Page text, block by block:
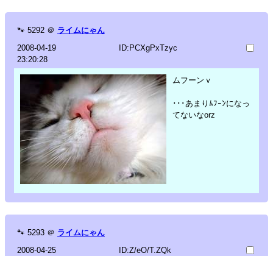
🐾 5292 ＠ ライムにゃん
2008-04-19
23:20:28
ID:PCXgPxTzyc
ムフーンｖ
･･･あまりﾑﾌｰﾝになっ
てないなorz
🐾 5293 ＠ ライムにゃん
2008-04-25
ID:Z/eO/T.ZQk